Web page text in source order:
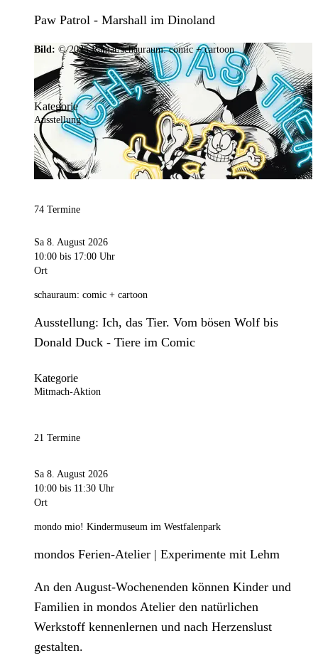
Paw Patrol - Marshall im Dinoland
Bild: © 2025 Ramar/schauraum: comic + cartoon
Kategorie
Ausstellung
74 Termine
Sa 8. August 2026
10:00 bis 17:00 Uhr
Ort
schauraum: comic + cartoon
Ausstellung: Ich, das Tier. Vom bösen Wolf bis
Donald Duck - Tiere im Comic
Kategorie
Mitmach-Aktion
21 Termine
Sa 8. August 2026
10:00 bis 11:30 Uhr
Ort
mondo mio! Kindermuseum im Westfalenpark
mondos Ferien-Atelier | Experimente mit Lehm
An den August-Wochenenden können Kinder und
Familien in mondos Atelier den natürlichen
Werkstoff kennenlernen und nach Herzenslust
gestalten.